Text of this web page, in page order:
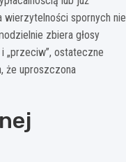
wierzytelności spornych nie
zbiera głosy
„przeciw”, ostateczne
że uproszczona